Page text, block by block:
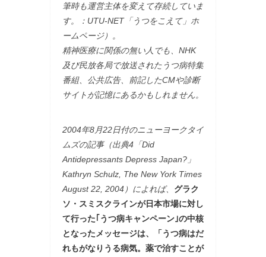
筆時も運営主体を変えて存続していま
す。：UTU-NET「うつをこえて」ホ
ームページ）。
精神医療に関係の無い人でも、NHK
及び民放各局で放送されたうつ病特集
番組、公共広告、前記したCMや診断
サイトが記憶にあるかもしれません。
2004年8月22日付のニューヨークタイ
ムズの記事（出典4「Did
Antidepressants Depress Japan?」
Kathryn Schulz, The New York Times
August 22, 2004）によれば、 グラク
ソ・スミスクラインが日本市場に対し
て行った｢うつ病キャンペーン｣の中核
となったメッセージは、「うつ病はだ
れもがなりうる病気。薬で治すことが